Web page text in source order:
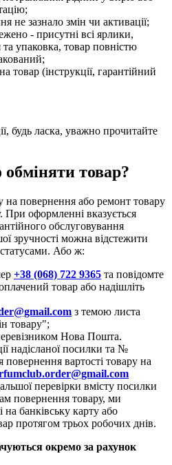
не зазнало змін чи активації;
- присутні всі ярлики,
упаковка, товар повністю
товар (інструкції, гарантійний
будь ласка, уважно прочитайте
товар?
повернення або ремонт товару
При оформленні вказується
обслуговування
зручності можна відстежити
Або ж:
+38 (068) 722 9365 та повідомте
товар або надішліть
з темою листа
товару";
Нова Пошта.
надісланої посилки та №
повернення вартості товару на
перевірки вмісту посилки
повернення товару, ми
банківську карту або
протягом трьох робочих днів.
окремо за рахунок